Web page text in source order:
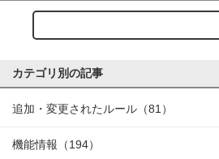
カテゴリ別の記事
追加・変更されたルール （81）
機能情報 （194）